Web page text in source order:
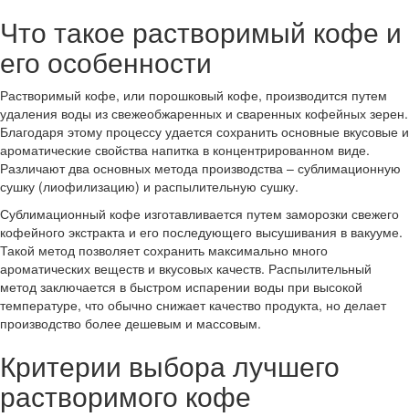
Что такое растворимый кофе и
его особенности
Растворимый кофе, или порошковый кофе, производится путем
удаления воды из свежеобжаренных и сваренных кофейных зерен.
Благодаря этому процессу удается сохранить основные вкусовые и
ароматические свойства напитка в концентрированном виде.
Различают два основных метода производства – сублимационную
сушку (лиофилизацию) и распылительную сушку.
Сублимационный кофе изготавливается путем заморозки свежего
кофейного экстракта и его последующего высушивания в вакууме.
Такой метод позволяет сохранить максимально много
ароматических веществ и вкусовых качеств. Распылительный
метод заключается в быстром испарении воды при высокой
температуре, что обычно снижает качество продукта, но делает
производство более дешевым и массовым.
Критерии выбора лучшего
растворимого кофе